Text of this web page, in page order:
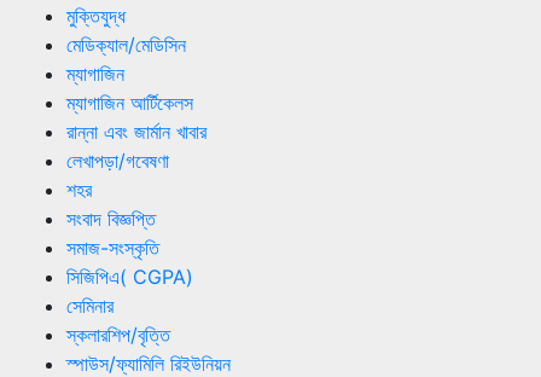
মুক্তিযুদ্ধ
মেডিক্যাল/মেডিসিন
ম্যাগাজিন
ম্যাগাজিন আর্টিকেলস
রান্না এবং জার্মান খাবার
লেখাপড়া/গবেষণা
শহর
সংবাদ বিজ্ঞপ্তি
সমাজ-সংস্কৃতি
সিজিপিএ( CGPA)
সেমিনার
স্কলারশিপ/বৃত্তি
স্পাউস/ফ্যামিলি রিইউনিয়ন